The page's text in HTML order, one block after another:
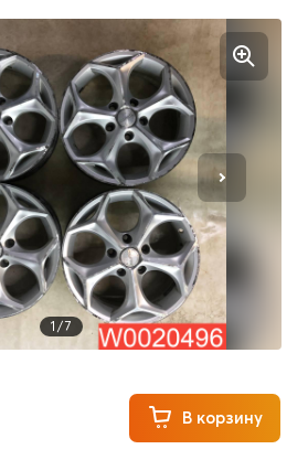
1 /7
В корзину